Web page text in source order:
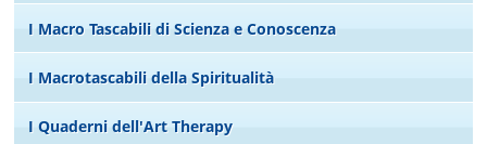
I Macro Tascabili di Scienza e Conoscenza
I Macrotascabili della Spiritualità
I Quaderni dell'Art Therapy